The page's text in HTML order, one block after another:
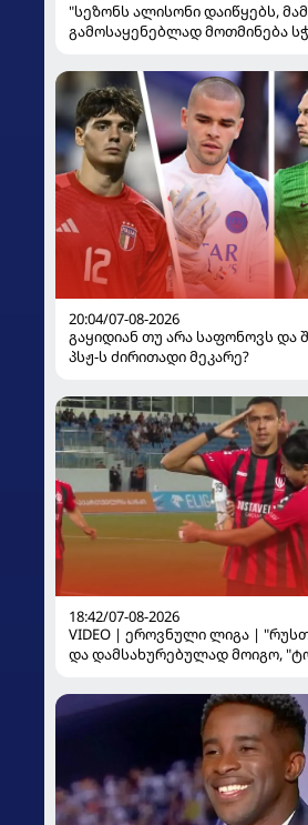
"სეზონს ალისონი დაიწყებს,
გამოსაყენებლად მოთმინება
ყოფილმა მეკარემ
20:04/07-08-2026
გაყიდიან თუ არა საფონოვს და
პსჟ-ს ძირითადი მეკარე?
18:42/07-08-2026
VIDEO | ეროვნული ლიგა |
და დამსახურებულად მოიგო,